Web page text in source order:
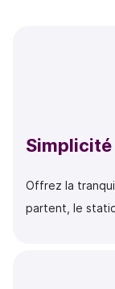
Simplicité
Offrez la
partent, le